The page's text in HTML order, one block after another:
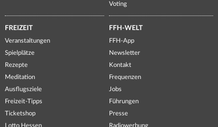
Voting
FREIZEIT
Veranstaltungen
Spielplätze
Rezepte
Meditation
Ausflugsziele
Freizeit-Tipps
Ticketshop
Lotto Hessen
FFH-WELT
FFH-App
Newsletter
Kontakt
Frequenzen
Jobs
Führungen
Presse
Radiowerbung